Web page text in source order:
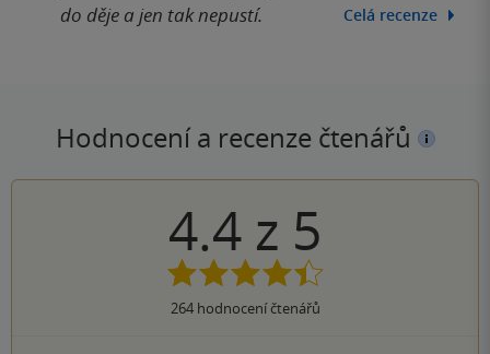
do děje a jen tak nepustí.
Celá recenze
Hodnocení a recenze čtenářů
4.4 z 5
264hodnocení čtenářů